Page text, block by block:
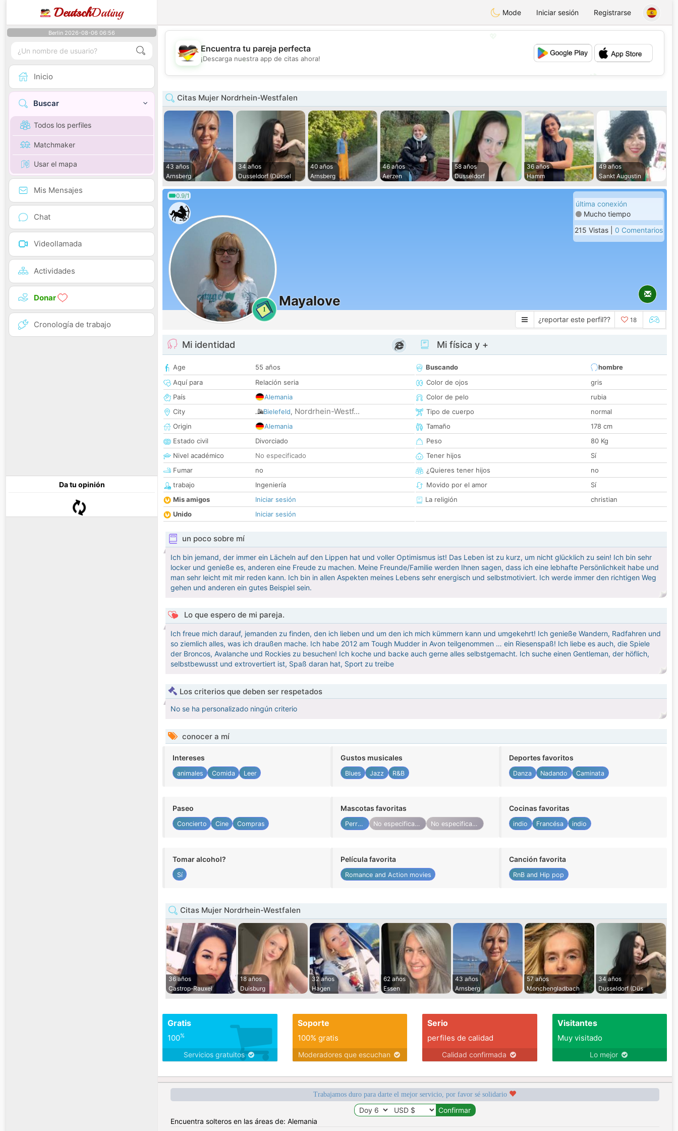
DeutschDating Mode Iniciar sesión Registrarse
Berlin 2026-08-06 06:56
Inicio
Buscar
Todos los perfiles
Matchmaker
Usar el mapa
Mis Mensajes
Chat
Videollamada
Actividades
Donar
Cronología de trabajo
Da tu opinión
💕
Encuentra tu pareja perfecta
¡Descarga nuestra app de citas ahora!
Citas Mujer Nordrhein-Westfalen
43 años
Arnsberg
34 años
Dusseldorf (Düssel
40 años
Arnsberg
46 años
Aerzen
58 años
Dusseldorf
36 años
Hamm
49 años
Sankt Augustin
0.9/1
1
Mayalove
última conexión
Mucho tiempo
215 Vistas | 0 Comentarios
¿reportar este perfil?? 18
Mi identidad
Age
55 años
Aquí para
Relación seria
País
Alemania
City
Bielefeld, Nordrhein-Westf...
Origin
Alemania
Estado civil
Divorciado
Nivel académico
No especificado
Fumar
no
trabajo
Ingeniería
Mis amigos
Iniciar sesión
Unido
Iniciar sesión
Mi física y +
Buscando
hombre
Color de ojos
gris
Color de pelo
rubia
Tipo de cuerpo
normal
Tamaño
178 cm
Peso
80 Kg
Tener hijos
Sí
¿Quieres tener hijos
no
Movido por el amor
Sí
La religión
christian
un poco sobre mí
Ich bin jemand, der immer ein Lächeln auf den Lippen hat und voller Optimismus ist! Das Leben ist zu kurz, um nicht glücklich zu sein! Ich bin sehr
locker und genieße es, anderen eine Freude zu machen. Meine Freunde/Familie werden Ihnen sagen, dass ich eine lebhafte Persönlichkeit habe und
man sehr leicht mit mir reden kann. Ich bin in allen Aspekten meines Lebens sehr energisch und selbstmotiviert. Ich werde immer den richtigen Weg
gehen und anderen ein gutes Beispiel sein.
Lo que espero de mi pareja.
Ich freue mich darauf, jemanden zu finden, den ich lieben und um den ich mich kümmern kann und umgekehrt! Ich genieße Wandern, Radfahren und
so ziemlich alles, was ich draußen mache. Ich habe 2012 am Tough Mudder in Avon teilgenommen … ein Riesenspaß! Ich liebe es auch, die Spiele
der Broncos, Avalanche und Rockies zu besuchen! Ich koche und backe auch gerne alles selbstgemacht. Ich suche einen Gentleman, der höflich,
selbstbewusst und extrovertiert ist, Spaß daran hat, Sport zu treibe
Los criterios que deben ser respetados
No se ha personalizado ningún criterio
conocer a mí
Intereses
animales Comida Leer
Gustos musicales
Blues Jazz R&B
Deportes favoritos
Danza Nadando Caminata
Paseo
Concierto Cine Compras
Mascotas favoritas
Perros No especificado No especificado
Cocinas favoritas
indio Francésa indio
Tomar alcohol?
Sí
Película favorita
Romance and Action movies
Canción favorita
RnB and Hip pop
Citas Mujer Nordrhein-Westfalen
36 años
Castrop-Rauxel
18 años
Duisburg
32 años
Hagen
62 años
Essen
43 años
Arnsberg
57 años
Monchengladbach
34 años
Dusseldorf (Düs
Gratis
100%
Servicios gratuitos
Soporte
100% gratis
Moderadores que escuchan
Serio
perfiles de calidad
Calidad confirmada
Visitantes
Muy visitado
Lo mejor
Trabajamos duro para darte el mejor servicio, por favor sé solidario
Encuentra solteros en las áreas de: Alemania